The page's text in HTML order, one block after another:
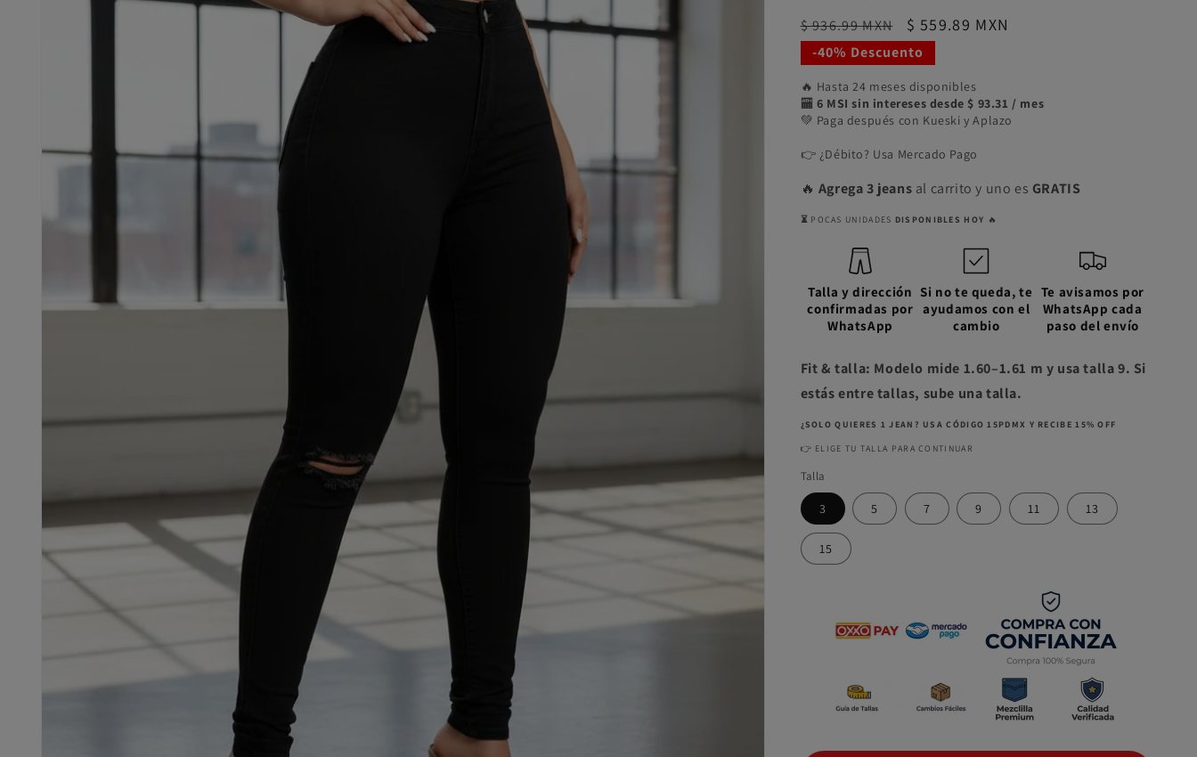
Precio
habitual
$ 936.99 MXN
Precio
de
$ 559.89 MXN
-40% Descuento
🔥 Hasta 24 meses disponibles
🏧 6 MSI sin intereses desde $ 93.31 / mes
💚 Paga después con Kueski y Aplazo
👉 ¿Débito? Usa Mercado Pago
🔥 Agrega 3 jeans al carrito y uno es GRATIS
⏳ POCAS UNIDADES DISPONIBLES HOY 🔥
Talla y dirección
confirmadas por
WhatsApp
Si no te queda, te
ayudamos con el
cambio
Te avisamos por
WhatsApp cada
paso del envío
Fit & talla: Modelo mide 1.60–1.61 m y usa talla 9. Si
estás entre tallas, sube una talla.
¿SOLO QUIERES 1 JEAN? USA CÓDIGO 15PDMX Y RECIBE 15% OFF
👉 ELIGE TU TALLA PARA CONTINUAR
Talla
3 5 7 9 11 13
15